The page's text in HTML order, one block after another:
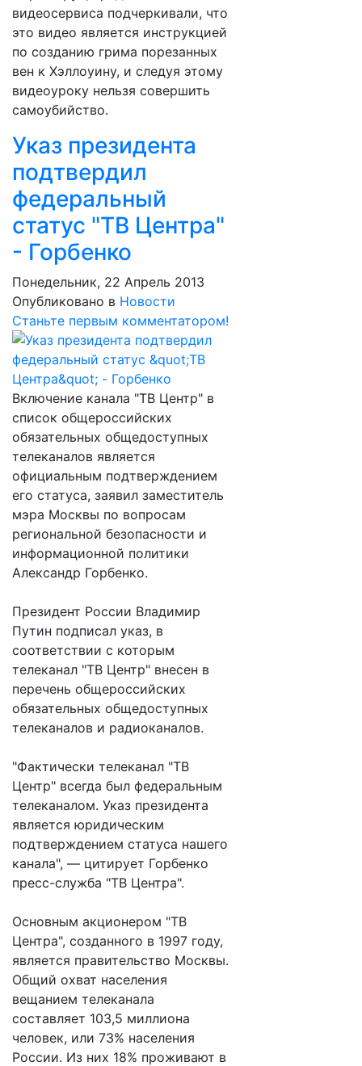
видеосервиса подчеркивали, что
это видео является инструкцией
по созданию грима порезанных
вен к Хэллоуину, и следуя этому
видеоуроку нельзя совершить
самоубийство.
Указ президента
подтвердил
федеральный
статус "ТВ Центра"
- Горбенко
Понедельник, 22 Апрель 2013
Опубликовано в Новости
Станьте первым комментатором!
Включение канала "ТВ Центр" в
список общероссийских
обязательных общедоступных
телеканалов является
официальным подтверждением
его статуса, заявил заместитель
мэра Москвы по вопросам
региональной безопасности и
информационной политики
Александр Горбенко.
Президент России Владимир
Путин подписал указ, в
соответствии с которым
телеканал "ТВ Центр" внесен в
перечень общероссийских
обязательных общедоступных
телеканалов и радиоканалов.
"Фактически телеканал "ТВ
Центр" всегда был федеральным
телеканалом. Указ президента
является юридическим
подтверждением статуса нашего
канала", — цитирует Горбенко
пресс-служба "ТВ Центра".
Основным акционером "ТВ
Центра", созданного в 1997 году,
является правительство Москвы.
Общий охват населения
вещанием телеканала
составляет 103,5 миллиона
человек, или 73% населения
России. Из них 18% проживают в